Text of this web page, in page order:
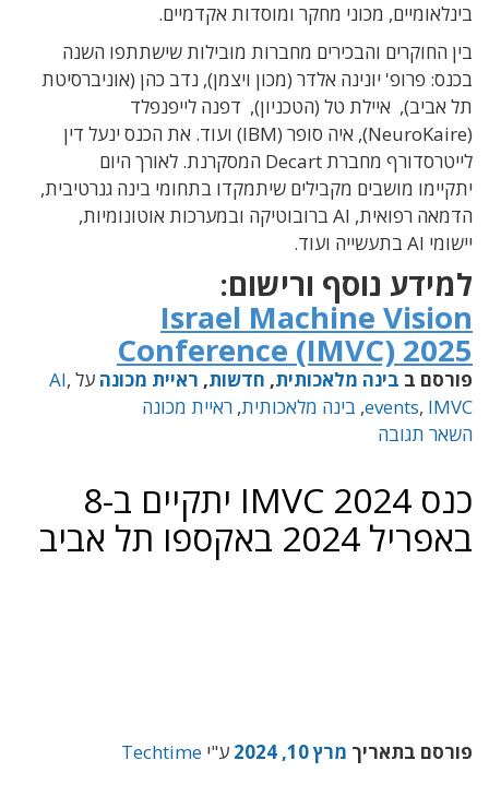
בינלאומיים, מכוני מחקר ומוסדות אקדמיים.
בין החוקרים והבכירים מחברות מובילות שישתתפו השנה
בכנס: פרופ' יונינה אלדר (מכון ויצמן), נדב כהן (אוניברסיטת
תל אביב), איילת טל (הטכניון), דפנה לייפנפלד
(NeuroKaire), איה סופר (IBM) ועוד. את הכנס ינעל דין
לייטרסדורף מחברת Decart המסקרנת. לאורך היום
יתקיימו מושבים מקבילים שיתמקדו בתחומי בינה גנרטיבית,
הדמאה רפואית, AI ברובוטיקה ובמערכות אוטונומיות,
יישומי AI בתעשייה ועוד.
למידע נוסף ורישום:
Israel Machine Vision
Conference (IMVC) 2025
פורסם ב בינה מלאכותית, חדשות, ראיית מכונה על AI,
events, IMVC
, בינה מלאכותית, ראיית מכונה
השאר תגובה
כנס IMVC 2024 יתקיים ב-8
באפריל 2024 באקספו תל אביב
פורסם בתאריך מרץ 10, 2024 ע"י Techtime